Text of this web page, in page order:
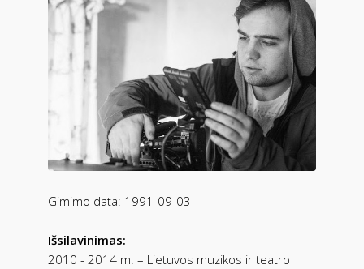
Gimimo data: 1991-09-03
Išsilavinimas:
2010 - 2014 m. – Lietuvos muzikos ir teatro